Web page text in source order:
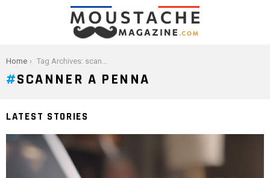
You are here:
Home Tag Archives: scanner a penna
SCANNER A PENNA
LATEST STORIES